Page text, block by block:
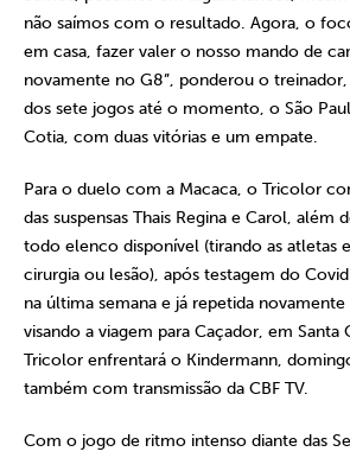
não saímos com o resultado. Agora, o
em casa, fazer valer o nosso mando de
novamente no G8”, ponderou o
dos sete jogos até o momento, o São
Cotia, com duas vitórias e um empate.
Para o duelo com a Macaca, o Tricolor
das suspensas Thais Regina e Carol,
todo elenco disponível (tirando as atletas
cirurgia ou lesão), após testagem do
na última semana e já repetida
visando a viagem para Caçador, em Santa
Tricolor enfrentará o Kindermann,
também com transmissão da CBF TV.
Com o jogo de ritmo intenso diante das